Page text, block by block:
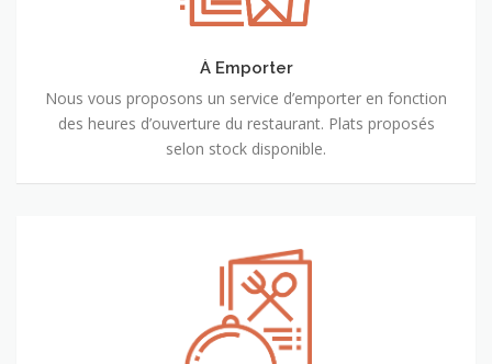
À Emporter
Nous vous proposons un service d’emporter en fonction
des heures d’ouverture du restaurant. Plats proposés
selon stock disponible.